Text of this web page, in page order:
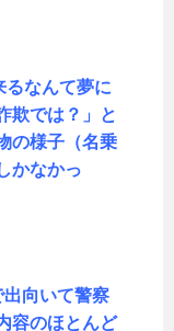
るなんて夢に
欺では？」と
の様子（名乗
かなかっ
向いて警察
容のほとんど